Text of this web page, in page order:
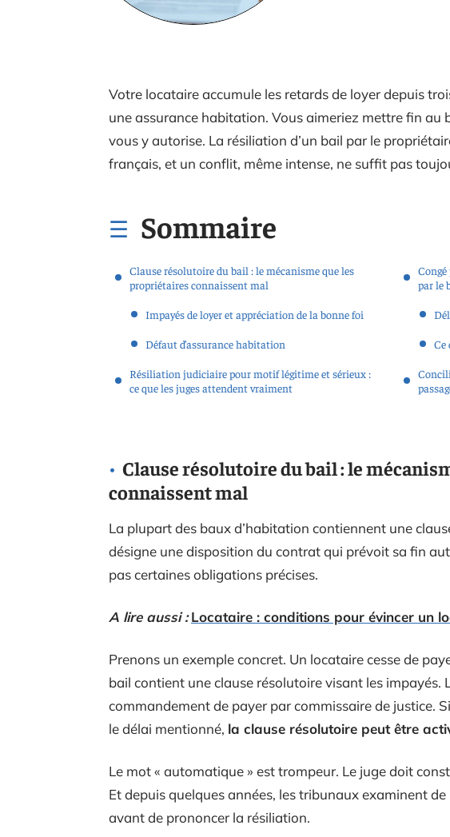
Votre locataire accumule les retards de loyer depuis
une assurance habitation. Vous aimeriez mettre fin au
vous y autorise. La résiliation d’un bail par le
français, et un conflit, même intense, ne suffit pas
Sommaire
Clause résolutoire du bail : le mécanisme que les
propriétaires connaissent mal
Impayés de loyer et appréciation de la bonne foi
Défaut d’assurance habitation
Résiliation judiciaire pour motif légitime et sérieux :
ce que les juges attendent vraiment
par le
Ce
Clause résolutoire du bail : le
connaissent mal
La plupart des baux d’habitation contiennent une
désigne une disposition du contrat qui prévoit sa fin
pas certaines obligations précises.
A lire aussi : Locataire : conditions pour évincer un
Prenons un exemple concret. Un locataire cesse de
bail contient une clause résolutoire visant les impayés.
commandement de payer par commissaire de justice.
le délai mentionné, la clause résolutoire peut être
Le mot « automatique » est trompeur. Le juge doit
Et depuis quelques années, les tribunaux examinent
avant de prononcer la résiliation.